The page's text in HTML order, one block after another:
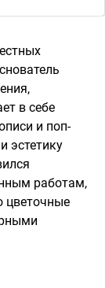
в себе
и поп-
эстетику
работам,
цветочные